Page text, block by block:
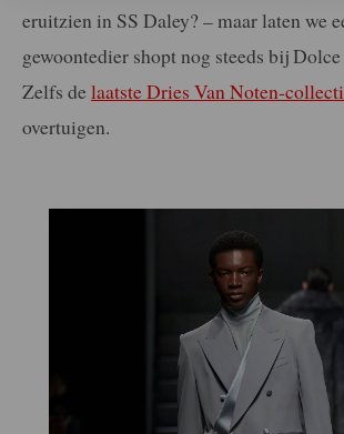
eruitzien in SS Daley? – maar laten we
gewoontedier shopt nog steeds bij
Zelfs de laatste Dries Van Noten-
overtuigen.